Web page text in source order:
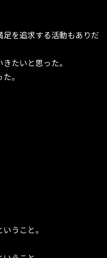
を追求する活動もありだ
たいと思った。
。
うこと。